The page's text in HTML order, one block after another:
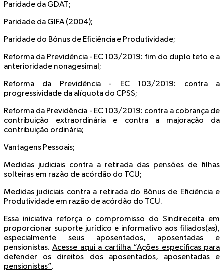
Paridade da GDAT;
Paridade da GIFA (2004);
Paridade do Bônus de Eficiência e Produtividade;
Reforma da Previdência - EC 103/2019: fim do duplo teto e a
anterioridade nonagesimal;
Reforma da Previdência - EC 103/2019: contra a
progressividade da alíquota do CPSS;
Reforma da Previdência - EC 103/2019: contra a cobrança de
contribuição extraordinária e contra a majoração da
contribuição ordinária;
Vantagens Pessoais;
Medidas judiciais contra a retirada das pensões de filhas
solteiras em razão de acórdão do TCU;
Medidas judiciais contra a retirada do Bônus de Eficiência e
Produtividade em razão de acórdão do TCU.
Essa iniciativa reforça o compromisso do Sindireceita em
proporcionar suporte jurídico e informativo aos filiados(as),
especialmente seus aposentados, aposentadas e
pensionistas.Acesse aqui a cartilha “Ações específicas para
defender os direitos dos aposentados, aposentadas e
pensionistas”.